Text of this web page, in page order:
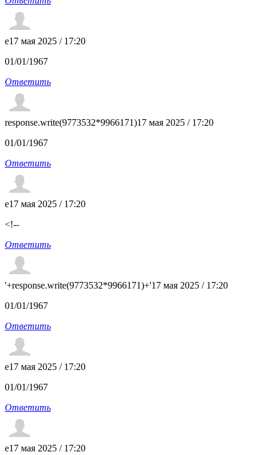
e17 мая 2025 / 17:20
01/01/1967
Ответить
response.write(9773532*9966171)17 мая 2025 / 17:20
01/01/1967
Ответить
e17 мая 2025 / 17:20
<!--
Ответить
'+response.write(9773532*9966171)+'17 мая 2025 / 17:20
01/01/1967
Ответить
e17 мая 2025 / 17:20
01/01/1967
Ответить
e17 мая 2025 / 17:20